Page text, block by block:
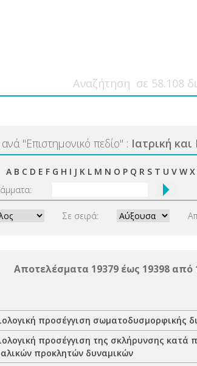
"Επιστημονικό πεδίο" : Ιατρική
A B C D E F G H I J K L M N O P Q R S T U V W X
Σε σειρά:
Αποτελέσματα 19379 έως 19398 από
προσέγγιση σωματοδυσμορφικής
προσέγγιση της σκλήρυνσης κατά
προκλητών δυναμικών